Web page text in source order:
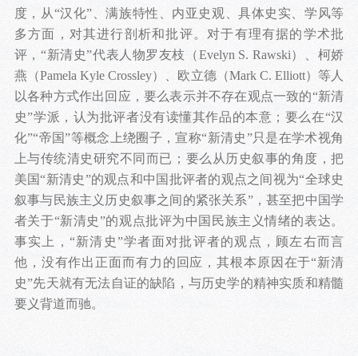
度，从“汉化”、满族特性、内亚史观、具体史实、学风等
多方面，对其进行剖析和批评。对于有理有据的学术批
评，“新清史”代表人物罗友枝（Evelyn S. Rawski）、柯娇
燕（Pamela Kyle Crossley）、欧立德（Mark C. Elliott）等人
以各种方式作出回应，要么表示并不存在观点一致的“新清
史”学派，认为批评者没有读懂其作品的本意；要么在“汉
化”“帝国”等概念上绕圈子，宣称“新清史”只是在学术视角
上与传统清史研究不同而已；要么从历史叙事的角度，把
美国“新清史”的观点和中国批评者的观点之间视为“全球史
叙事与民族主义历史叙事之间的紧张关系”，甚至把中国学
者关于“新清史”的观点批评为中国民族主义情绪的表达。
事实上，“新清史”学者面对批评者的观点，顾左右而言
他，没有作出正面而有力的回应，其根本原因在于“新清
史”先天就有无法自证的缺陷，与历史学的精神实质和精髓
要义背道而驰。